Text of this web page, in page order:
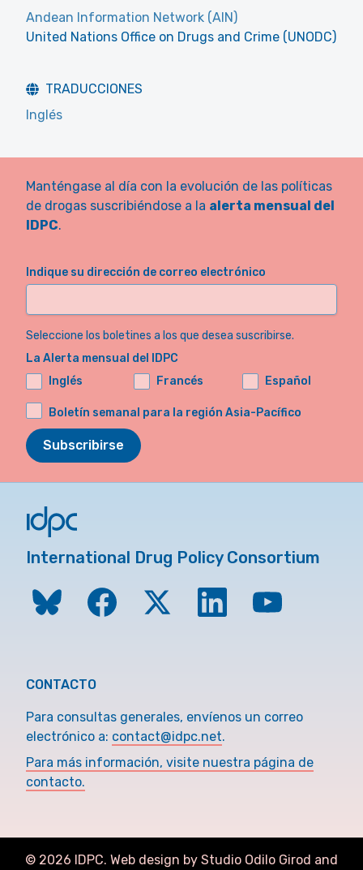
Andean Information Network (AIN)
United Nations Office on Drugs and Crime (UNODC)
TRADUCCIONES
Inglés
Manténgase al día con la evolución de las políticas
de drogas suscribiéndose a la alerta mensual del
IDPC.
Indique su dirección de correo electrónico
Seleccione los boletines a los que desea suscribirse.
La Alerta mensual del IDPC
Inglés
Francés Español
Boletín semanal para la región Asia-Pacífico
Subscribirse
International Drug Policy Consortium
CONTACTO
Para consultas generales, envíenos un correo
electrónico a: contact@idpc.net.
Para más información, visite nuestra página de
contacto.
© 2026 IDPC. Web design by Studio Odilo Girod and